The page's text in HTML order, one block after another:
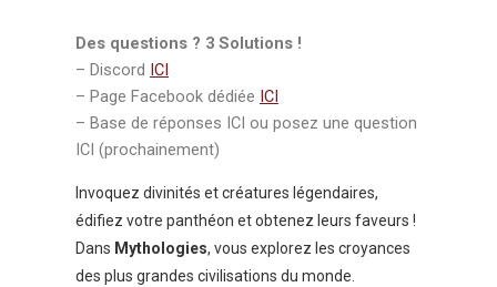
Des questions ? 3 Solutions !
– Discord ICI
– Page Facebook dédiée ICI
– Base de réponses ICI ou posez une question
ICI (prochainement)
Invoquez divinités et créatures légendaires,
édifiez votre panthéon et obtenez leurs faveurs !
Dans Mythologies, vous explorez les croyances
des plus grandes civilisations du monde.